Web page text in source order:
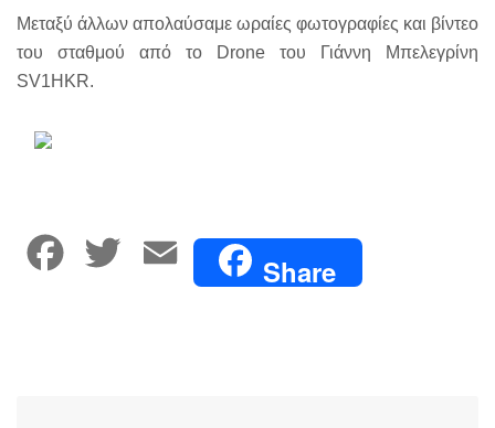
Μεταξύ άλλων απολαύσαμε ωραίες φωτογραφίες και βίντεο
του σταθμού από το Drone του Γιάννη Μπελεγρίνη
SV1HKR.
E Share